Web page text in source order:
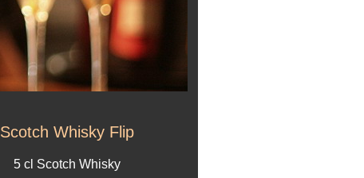
Scotch Whisky Flip
5 cl Scotch Whisky